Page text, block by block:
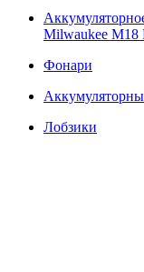
Milwaukee M18
Фонари
Лобзики